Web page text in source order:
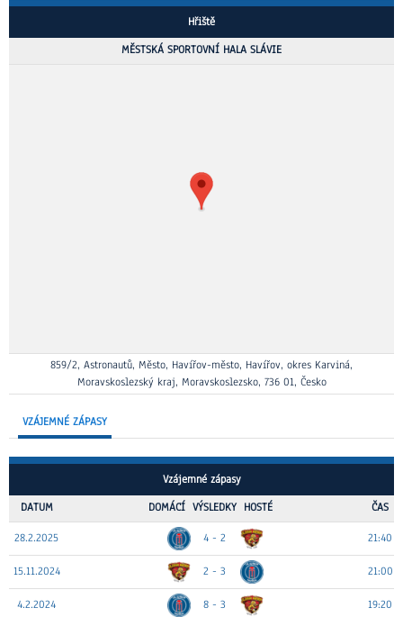
Hřiště
MĚSTSKÁ SPORTOVNÍ HALA SLÁVIE
859/2, Astronautů, Město, Havířov-město, Havířov, okres Karviná,
Moravskoslezský kraj, Moravskoslezsko, 736 01, Česko
VZÁJEMNÉ ZÁPASY
Vzájemné zápasy
DATUM
DOMÁCÍ VÝSLEDKY HOSTÉ ČAS
28.2.2025 4 - 2 21:40
15.11.2024 2 - 3 21:00
4.2.2024 8 - 3 19:20